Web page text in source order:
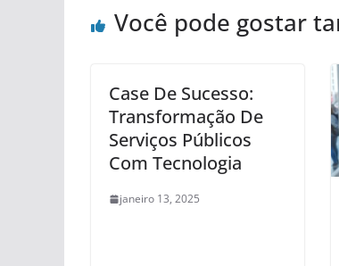
Você pode gostar
Case De Sucesso:
Transformação De
Serviços Públicos
Com Tecnologia
janeiro 13, 2025